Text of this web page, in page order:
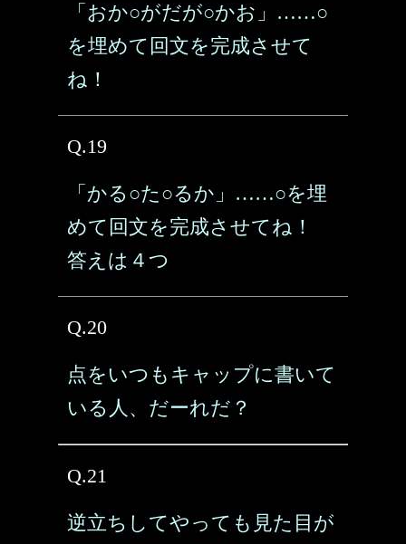
「おか○がだが○かお」……○
を埋めて回文を完成させて
ね！
Q.19
「かる○た○るか」……○を埋
めて回文を完成させてね！
答えは４つ
Q.20
点をいつもキャップに書いて
いる人、だーれだ？
Q.21
逆立ちしてやっても見た目が